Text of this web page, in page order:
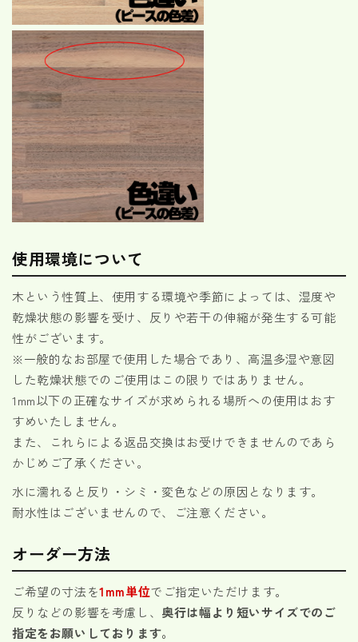
使用環境について
木という性質上、使用する環境や季節によっては、湿度や
乾燥状態の影響を受け、反りや若干の伸縮が発生する可能
性がございます。
※一般的なお部屋で使用した場合であり、高温多湿や意図
した乾燥状態でのご使用はこの限りではありません。
1mm以下の正確なサイズが求められる場所への使用はおす
すめいたしません。
また、これらによる返品交換はお受けできませんのであら
かじめご了承ください。
水に濡れると反り・シミ・変色などの原因となります。
耐水性はございませんので、ご注意ください。
オーダー方法
ご希望の寸法を1mm単位でご指定いただけます。
反りなどの影響を考慮し、 奥行は幅より短いサイズでのご
指定をお願いしております。